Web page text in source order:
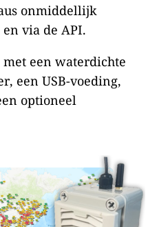
onmiddellijk
via de API.
een waterdichte
een USB-voeding,
optioneel